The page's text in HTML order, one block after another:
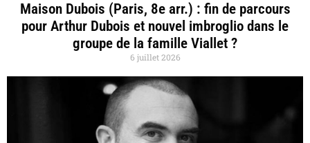
Maison Dubois (Paris, 8e arr.) : fin de parcours
pour Arthur Dubois et nouvel imbroglio dans le
groupe de la famille Viallet ?
6 juillet 2026